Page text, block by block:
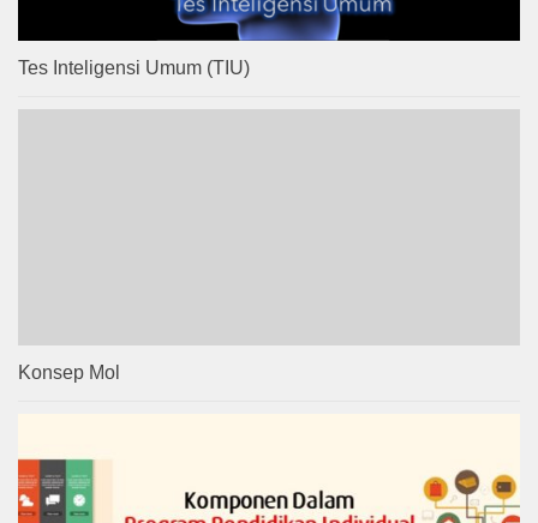
Tes Inteligensi Umum (TIU)
Konsep Mol